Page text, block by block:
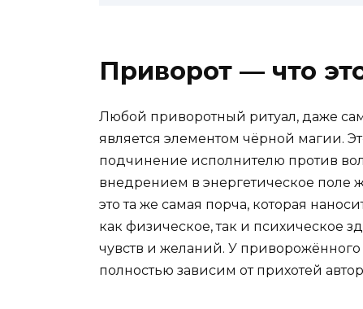
Приворот — что
Любой приворотный ритуал, даже
является элементом чёрной магии.
подчинение исполнителю против
внедрением в энергетическое
это та же самая порча, которая
как физическое, так и психическое
чувств и желаний. У приворожённого
полностью зависим от прихотей